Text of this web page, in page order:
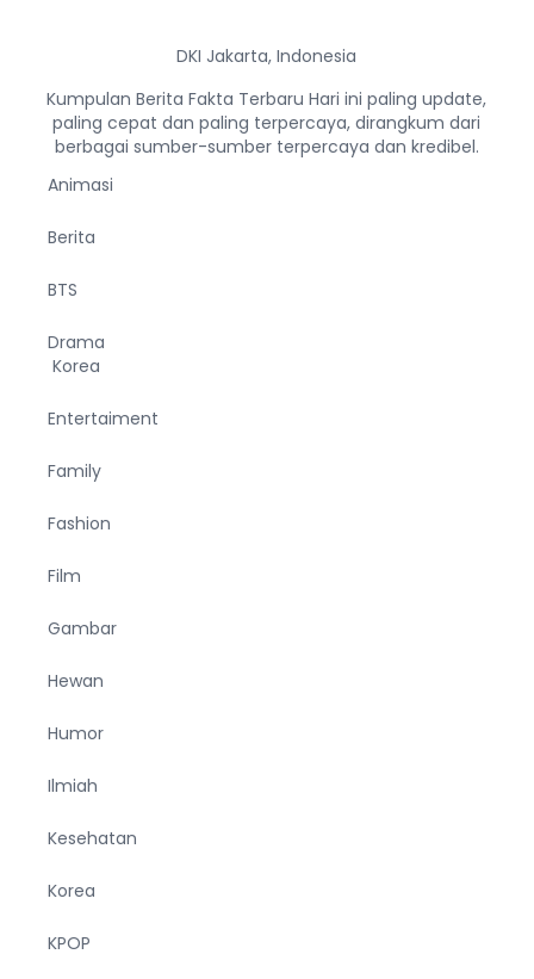
DKI Jakarta, Indonesia
Kumpulan Berita Fakta Terbaru Hari ini paling update,
paling cepat dan paling terpercaya, dirangkum dari
berbagai sumber-sumber terpercaya dan kredibel.
Animasi
Berita
BTS
Drama
Korea
Entertaiment
Family
Fashion
Film
Gambar
Hewan
Humor
Ilmiah
Kesehatan
Korea
KPOP